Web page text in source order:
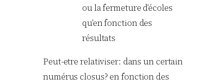
ou la fermeture d’écoles
qu’en fonction des
résultats
Peut-etre relativiser: dans un certain
numérus closus? en fonction des